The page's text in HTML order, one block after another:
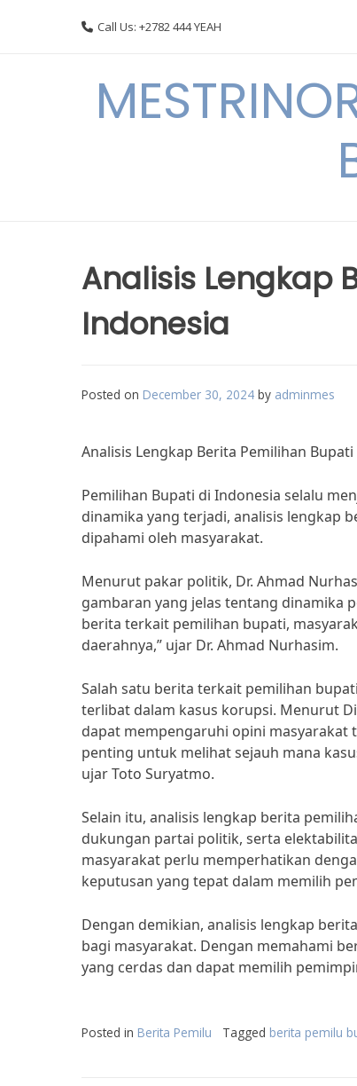
Call Us: +2782 444 YEAH
Analisis Lengkap
Indonesia
Posted on December 30, 2024 by adminmes
Analisis Lengkap Berita Pemilihan
Pemilihan Bupati di Indonesia selalu
dinamika yang terjadi, analisis lengkap
dipahami oleh masyarakat.
Menurut pakar politik, Dr. Ahmad
gambaran yang jelas tentang dinamika
berita terkait pemilihan bupati,
daerahnya,” ujar Dr. Ahmad Nurhasim.
Salah satu berita terkait pemilihan
terlibat dalam kasus korupsi. Menurut
dapat mempengaruhi opini masyarakat
penting untuk melihat sejauh mana
ujar Toto Suryatmo.
Selain itu, analisis lengkap berita
dukungan partai politik, serta
masyarakat perlu memperhatikan
keputusan yang tepat dalam memilih
Dengan demikian, analisis lengkap
bagi masyarakat. Dengan memahami
yang cerdas dan dapat memilih
Posted in Berita Pemilu Tagged berita pemilu